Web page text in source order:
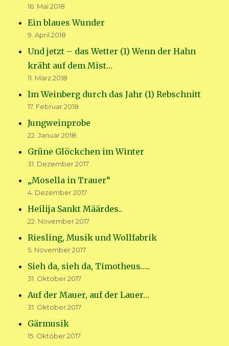
16. Mai 2018
Ein blaues Wunder
9. April 2018
Und jetzt – das Wetter (1) Wenn der Hahn
kräht auf dem Mist…
11. März 2018
Im Weinberg durch das Jahr (1) Rebschnitt
17. Februar 2018
Jungweinprobe
22. Januar 2018
Grüne Glöckchen im Winter
31. Dezember 2017
„Mosella in Trauer“
4. Dezember 2017
Heilija Sankt Määrdes..
22. November 2017
Riesling, Musik und Wollfabrik
5. November 2017
Sieh da, sieh da, Timotheus…..
31. Oktober 2017
Auf der Mauer, auf der Lauer…
31. Oktober 2017
Gärmusik
15. Oktober 2017